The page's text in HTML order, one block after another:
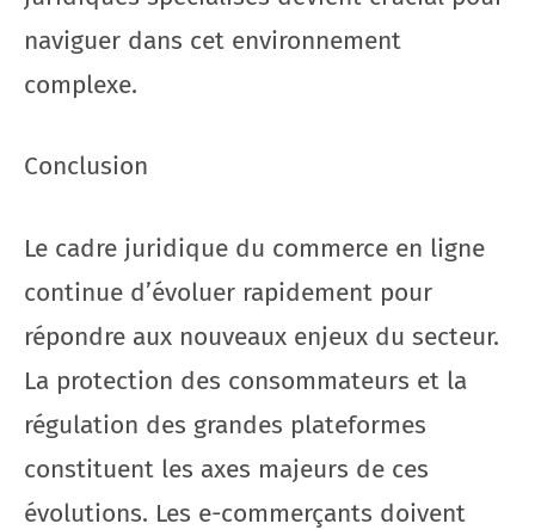
naviguer dans cet environnement
complexe.
Conclusion
Le cadre juridique du commerce en ligne
continue d’évoluer rapidement pour
répondre aux nouveaux enjeux du secteur.
La protection des consommateurs et la
régulation des grandes plateformes
constituent les axes majeurs de ces
évolutions. Les e-commerçants doivent